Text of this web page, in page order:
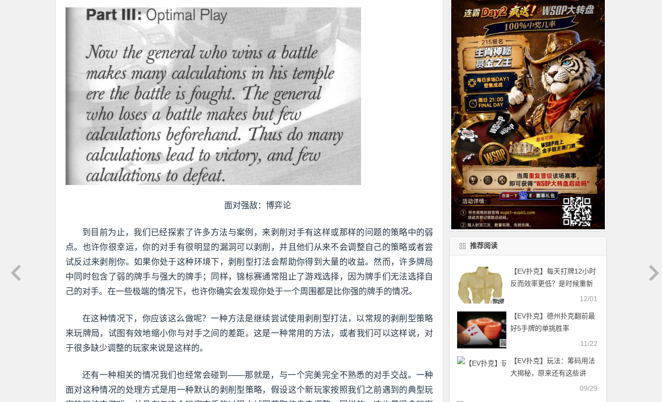
面对强敌：博弈论
到目前为止，我们已经探索了许多方法与案例，来剥削对手有这样或那样的问题的策略中的弱
点。也许你很幸运，你的对手有很明显的漏洞可以剥削，并且他们从来不会调整自己的策略或者尝
试反过来剥削你。如果你处于这种环境下，剥削型打法会帮助你得到大量的收益。然而，许多牌局
中同时包含了弱的牌手与强大的牌手；同样，锦标赛通常阻止了游戏选择，因为牌手们无法选择自
己的对手。在一些极端的情况下，也许你确实会发现你处于一个周围都是比你强的牌手的情况。
在这种情况下，你应该这么做呢？一种方法是继续尝试使用剥削型打法，以常规的剥削型策略
来玩牌局，试图有效地缩小你与对手之间的差距。这是一种常用的方法，或者我们可以这样说，对
于很多缺少调整的玩家来说是这样的。
还有一种相关的情况我们也经常会碰到——那就是，与一个完美完全不熟悉的对手交战。一种
面对这种情况的处理方式是用一种默认的剥削型策略，假设这个新玩家按照我们之前遇到的典型玩
推荐阅读
【EV扑克】每天打牌12小时
反而效率更低？是时候重新
12/01
【EV扑克】德州扑克翻前最
好5手牌的单挑胜率
11/22
【EV扑克】玩法：筹码用法
大揭秘，原来还有这些讲
09/29